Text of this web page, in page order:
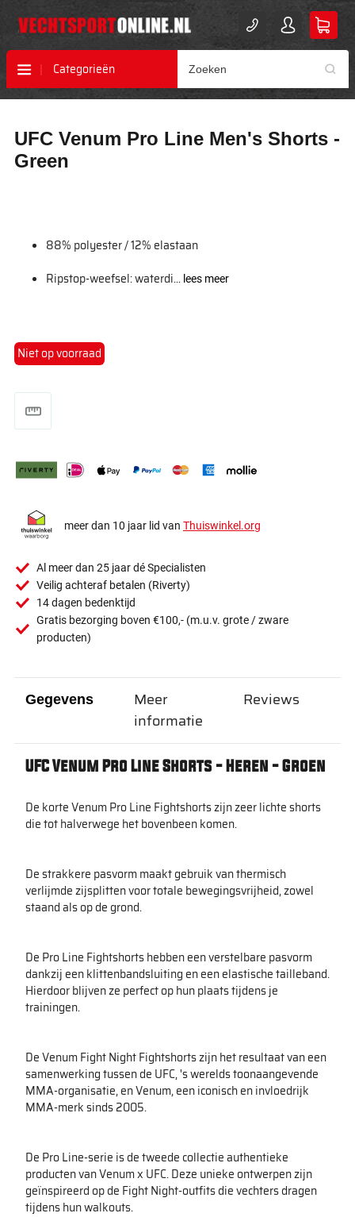
Categorieën
naar
het
einde
naar
het
begin
UFC Venum Pro Line Men's Shorts -
Green
88% polyester / 12% elastaan
Ripstop-weefsel: waterdi... lees meer
Niet op voorraad
meer dan 10 jaar lid van Thuiswinkel.org
Al meer dan 25 jaar dé Specialisten
Veilig achteraf betalen (Riverty)
14 dagen bedenktijd
Gratis bezorging boven €100,- (m.u.v. grote / zware
producten)
Gegevens
UFC Venum Pro Line Shorts - Heren - Groen
De korte Venum Pro Line Fightshorts zijn zeer lichte shorts
die tot halverwege het bovenbeen komen.
De strakkere pasvorm maakt gebruik van thermisch
verlijmde zijsplitten voor totale bewegingsvrijheid, zowel
staand als op de grond.
De Pro Line Fightshorts hebben een verstelbare pasvorm
dankzij een klittenbandsluiting en een elastische tailleband.
Hierdoor blijven ze perfect op hun plaats tijdens je
trainingen.
De Venum Fight Night Fightshorts zijn het resultaat van een
samenwerking tussen de UFC, 's werelds toonaangevende
MMA-organisatie, en Venum, een iconisch en invloedrijk
MMA-merk sinds 2005.
De Pro Line-serie is de tweede collectie authentieke
producten van Venum x UFC. Deze unieke ontwerpen zijn
geïnspireerd op de Fight Night-outfits die vechters dragen
tijdens hun walkouts.
Meer
informatie
Reviews